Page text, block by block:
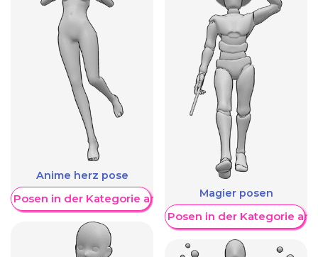
Anime herz pose
Posen in der Kategorie anzeigen Magier posen
Weitere Posen in der Kategorie